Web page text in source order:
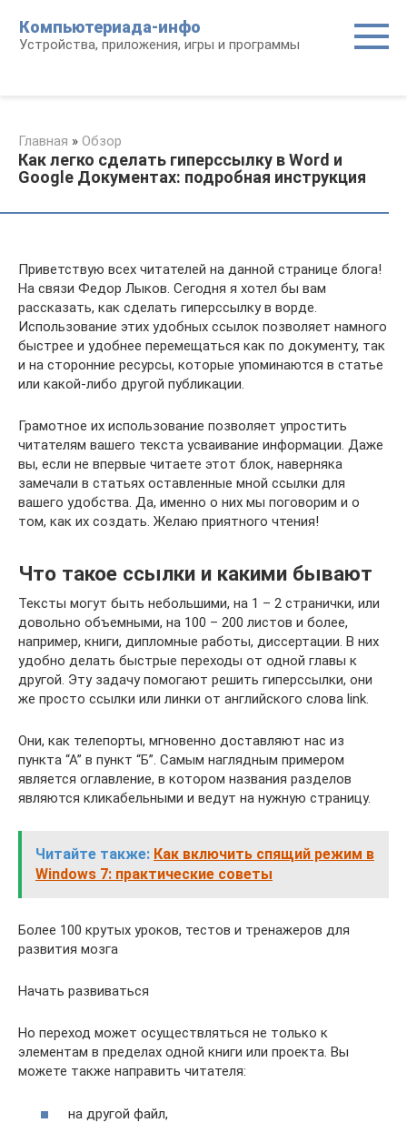
контенту
Компьютериада-инфо
Устройства, приложения, игры и программы
Главная » Обзор
Как легко сделать гиперссылку в Word и
Google Документах: подробная инструкция
Приветствую всех читателей на данной странице блога!
На связи Федор Лыков. Сегодня я хотел бы вам
рассказать, как сделать гиперссылку в ворде.
Использование этих удобных ссылок позволяет намного
быстрее и удобнее перемещаться как по документу, так
и на сторонние ресурсы, которые упоминаются в статье
или какой-либо другой публикации.
Грамотное их использование позволяет упростить
читателям вашего текста усваивание информации. Даже
вы, если не впервые читаете этот блок, наверняка
замечали в статьях оставленные мной ссылки для
вашего удобства. Да, именно о них мы поговорим и о
том, как их создать. Желаю приятного чтения!
Что такое ссылки и какими бывают
Тексты могут быть небольшими, на 1 – 2 странички, или
довольно объемными, на 100 – 200 листов и более,
например, книги, дипломные работы, диссертации. В них
удобно делать быстрые переходы от одной главы к
другой. Эту задачу помогают решить гиперссылки, они
же просто ссылки или линки от английского слова link.
Они, как телепорты, мгновенно доставляют нас из
пункта “А” в пункт “Б”. Самым наглядным примером
является оглавление, в котором названия разделов
являются кликабельными и ведут на нужную страницу.
Читайте также: Как включить спящий режим в
Windows 7: практические советы
Более 100 крутых уроков, тестов и тренажеров для
развития мозга
Начать развиваться
Но переход может осуществляться не только к
элементам в пределах одной книги или проекта. Вы
можете также направить читателя:
на другой файл,